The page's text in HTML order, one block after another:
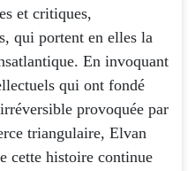
et critiques,
qui portent en elles la
En invoquant
qui ont fondé
provoquée par
triangulaire, Elvan
cette histoire continue